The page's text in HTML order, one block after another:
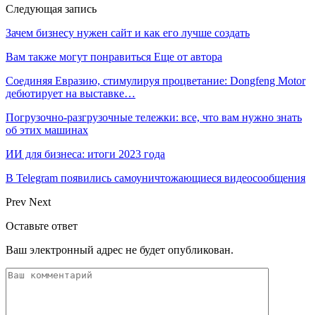
Следующая запись
Зачем бизнесу нужен сайт и как его лучше создать
Вам также могут понравиться Еще от автора
Соединяя Евразию, стимулируя процветание: Dongfeng Motor
дебютирует на выставке…
Погрузочно-разгрузочные тележки: все, что вам нужно знать
об этих машинах
ИИ для бизнеса: итоги 2023 года
В Telegram появились самоуничтожающиеся видеосообщения
Prev Next
Оставьте ответ
Ваш электронный адрес не будет опубликован.